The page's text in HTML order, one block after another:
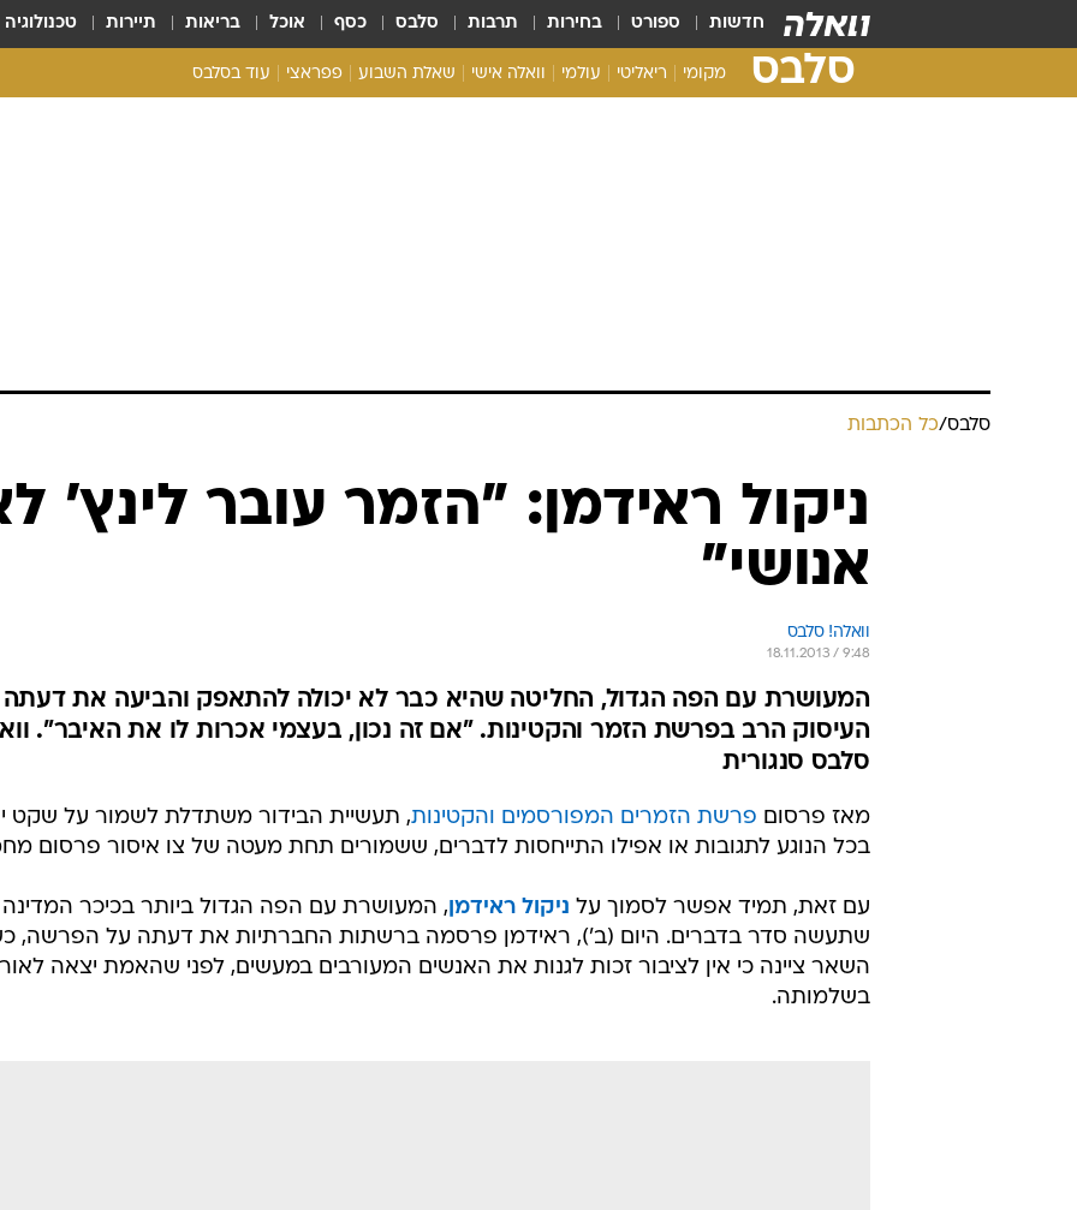
חדשות ספורט בחירות תרבות סלבס כסף אוכל בריאות תיירות טכנולוגיה
סלבס מקומי ריאליטי עולמי וואלה אישי שאלת השבוע פפראצי עוד בסלבס
סלבס/כל הכתבות
ניקול ראידמן: "הזמר עובר לינץ'
אנושי"
וואלה! סלבס
18.11.2013 / 9:48
המעושרת עם הפה הגדול, החליטה שהיא כבר לא יכולה להתאפק והביעה את
העיסוק הרב בפרשת הזמר והקטינות. "אם זה נכון, בעצמי אכרות לו את האיבר".
סלבס סנגורית
מאז פרסום פרשת הזמרים המפורסמים והקטינות, תעשיית הבידור משתדלת לשמור על שקט
בכל הנוגע לתגובות או אפילו התייחסות לדברים, ששמורים תחת מעטה של צו איסור פרסום
עם זאת, תמיד אפשר לסמוך על ניקול ראידמן, המעושרת עם הפה הגדול ביותר בכיכר
שתעשה סדר בדברים. היום (ב'), ראידמן פרסמה ברשתות החברתיות את דעתה על הפרשה,
השאר ציינה כי אין לציבור זכות לגנות את האנשים המעורבים במעשים, לפני שהאמת יצאה לאור
בשלמותה.